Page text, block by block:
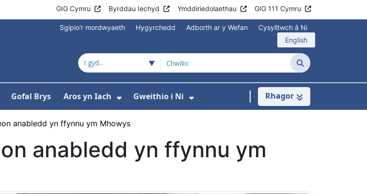
GIG Cymru Byrddau Iechyd Ymddiriedolaethau GIG 111 Cymru
Sgipio'r mordwyaeth Hygyrchedd Adborth ar y Wefan
Cysylltwch â Ni
English
Chwilio
Gofal Brys Aros yn Iach
Dangos isddewislen ar gyfer Aros yn Iach
Gweithio i Ni
Dangos isddewislen ar gyfer
Rhagor
anabledd yn ffynnu ym Mhowys
anabledd yn ffynnu ym